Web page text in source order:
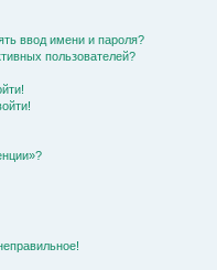
ввод имени и пароля?
пользователей?